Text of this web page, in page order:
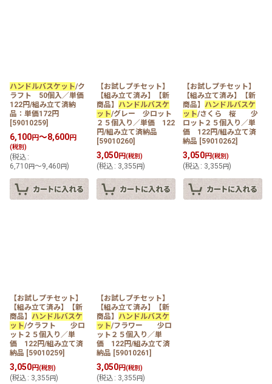
ハンドルバスケット/ク
ラフト 50個入／単価
122円/組み立て済納
品：単価172円
[59010259]
6,100円～8,600円
(税別)
(税込 :
6,710 円～9,460 円)
【お試しプチセット】
【組み立て済み】【新
商品】 ハンドルバスケ
ット/グレー 少ロット
２５個入り／単価 122
円/組み立て済納品
[59010260]
3,050円(税別)
(税込 : 3,355 円)
【お試しプチセット】
【組み立て済み】【新
商品】 ハンドルバスケ
ット/さくら 桜 少
ロット２５個入り／単
価 122円/組み立て済
納品 [59010262]
3,050円(税別)
(税込 : 3,355円)
【お試しプチセット】
【組み立て済み】【新
商品】 ハンドルバスケ
ット/クラフト 少ロ
ット２５個入り／単
価 122円/組み立て済
納品 [59010259]
3,050円(税別)
(税込 : 3,355 円)
【お試しプチセット】
【組み立て済み】【新
商品】 ハンドルバスケ
ット/フラワー 少ロ
ット２５個入り／単
価 122円/組み立て済
納品 [59010261 ]
3,050円(税別)
(税込 : 3,355 円)